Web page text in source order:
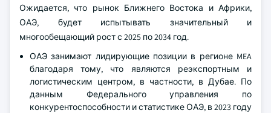
Ожидается, что рынок Ближнего Востока и Африки,
ОАЭ, будет испытывать значительный и
многообещающий рост с 2025 по 2034 год.
ОАЭ занимают лидирующие позиции в регионе MEA
благодаря тому, что являются реэкспортным и
логистическим центром, в частности, в Дубае. По
данным Федерального управления по
конкурентоспособности и статистике ОАЭ, в 2023 году